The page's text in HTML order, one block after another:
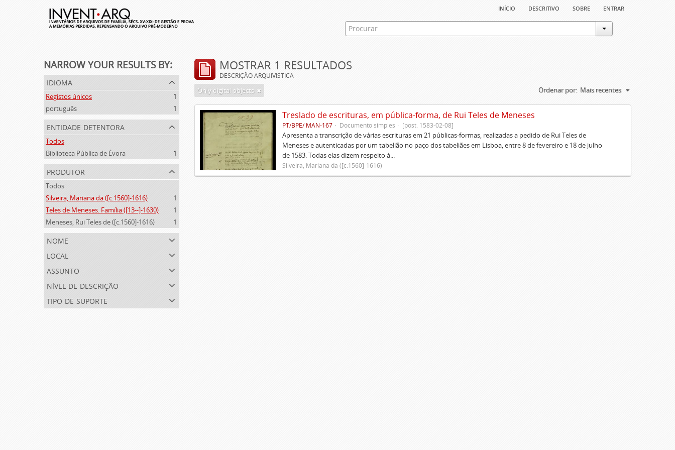
início descritivo sobre entrar
NARROW YOUR RESULTS BY:
idioma
Registos únicos
1
português
1
entidade detentora
Todos
Biblioteca Pública de Évora
1
produtor
Todos
Silveira, Mariana da ([c.1560]-1616)
1
Teles de Meneses. Família ([13--]-1630)
1
Meneses, Rui Teles de ([c.1560]-1616)
1
nome
local
assunto
nível de descrição
tipo de suporte
MOSTRAR 1 RESULTADOS
DESCRIÇÃO ARQUIVÍSTICA
Only digital objects Ordenar por: Mais recentes
Treslado de escrituras, em pública-forma, de Rui Teles de Meneses
PT/BPE/ MAN-167 Documento simples [post. 1583-02-08]
Apresenta a transcrição de várias escrituras em 21 públicas-formas, realizadas a pedido de Rui Teles de
Meneses e autenticadas por um tabelião no paço dos tabeliães em Lisboa, entre 8 de fevereiro e 18 de julho
de 1583. Todas elas dizem respeito à...
Silveira, Mariana da ([c.1560]-1616)